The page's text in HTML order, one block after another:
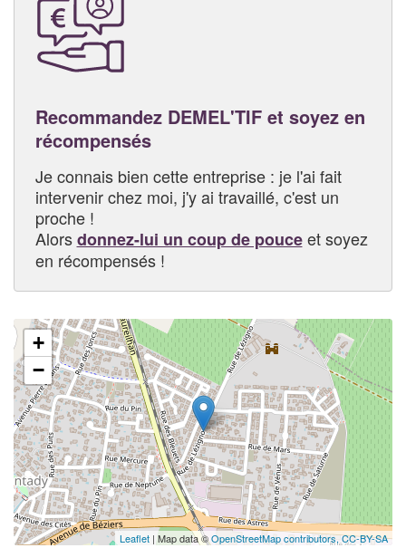
Recommandez DEMEL'TIF et soyez en
récompensés
Je connais bien cette entreprise : je l'ai fait
intervenir chez moi, j'y ai travaillé, c'est un
proche !
Alorsdonnez-lui un coup de pouceet soyez
en récompensés !
+
−
Leaflet | Map data ©OpenStreetMap contributors,CC-BY-SA